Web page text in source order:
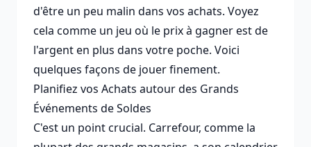
d'être un peu malin dans vos achats. Voyez
cela comme un jeu où le prix à gagner est de
l'argent en plus dans votre poche. Voici
quelques façons de jouer finement.
Planifiez vos Achats autour des Grands
Événements de Soldes
C'est un point crucial. Carrefour, comme la